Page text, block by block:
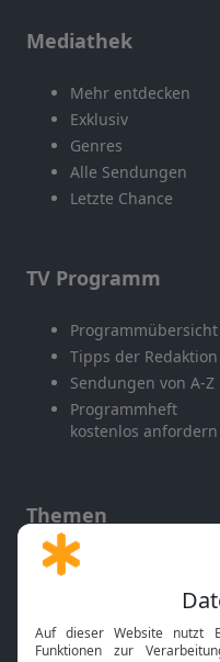
Mediathek
Mehr entdecken
Exklusiv
Genres
Alle Sendungen
Letzte Chance
TV Programm
Programmübersicht
Tipps der Redaktion
Sendungen von A-Z
Programmheft
kostenlos anfordern
Themen
Gott und Bibel erklärt
Neuigkeiten